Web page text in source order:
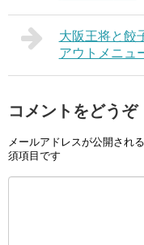
大阪王将と餃
アウトメニュ
コメントをどうぞ
メールアドレスが公開され
須項目です